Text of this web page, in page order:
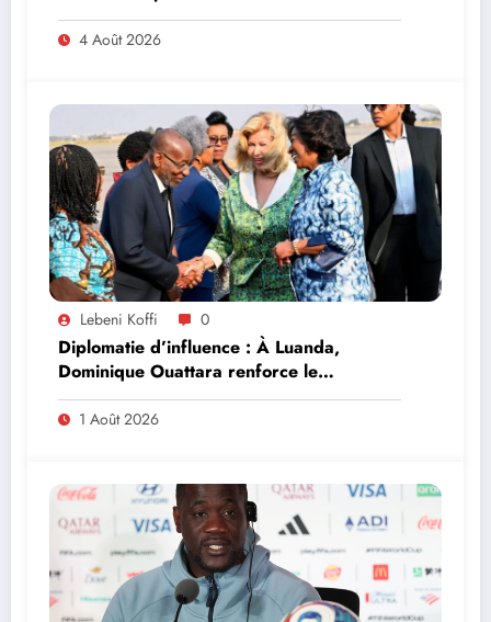
4 Août 2026
Lebeni Koffi 0
Diplomatie d’influence : À Luanda,
Dominique Ouattara renforce le
leadership solidaire de la Côte d’Ivoire en
Afrique
1 Août 2026